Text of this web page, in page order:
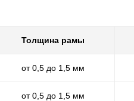
Толщина рамы
от 0,5 до 1,5 мм
от 0,5 до 1,5 мм